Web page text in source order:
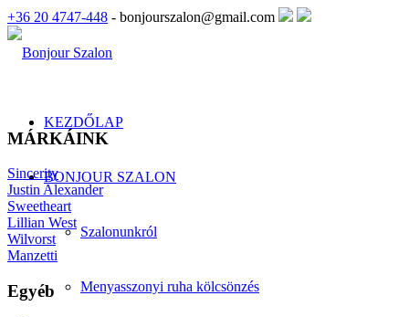
+36 20 4747-448 - bonjourszalon@gmail.com
KEZDŐLAP
BONJOUR SZALON
Szalonunkról
Menyasszonyi ruha kölcsönzés
MÁRKÁINK
Sincerity
Justin Alexander
Sweetheart
Lillian West
Wilvorst
Manzetti
Egyéb